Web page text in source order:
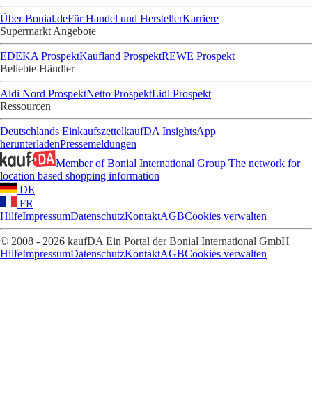
Über Bonial.deFür Handel und HerstellerKarriere
Supermarkt Angebote
EDEKA ProspektKaufland ProspektREWE Prospekt
Beliebte Händler
Aldi Nord ProspektNetto ProspektLidl Prospekt
Ressourcen
Deutschlands EinkaufszettelkaufDA InsightsApp
herunterladenPressemeldungen
Member of Bonial International Group The network for
location based shopping information
DE
FR
HilfeImpressumDatenschutzKontaktAGBCookies verwalten
© 2008 - 2026 kaufDA Ein Portal der Bonial International GmbH
HilfeImpressumDatenschutzKontaktAGBCookies verwalten